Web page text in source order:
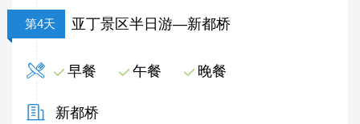
第4天 亚丁景区半日游—新都桥
早餐 午餐 晚餐
新都桥